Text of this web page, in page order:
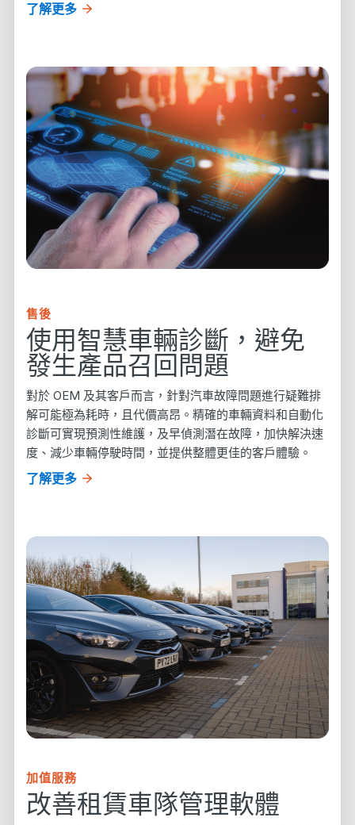
了解更多
售後
使用智慧車輛診斷，避免
發生產品召回問題
對於OEM 及其客戶而言，針對汽車故障問題進行疑難排
解可能極為耗時，且代價高昂。精確的車輛資料和自動化
診斷可實現預測性維護，及早偵測潛在故障，加快解決速
度、減少車輛停駛時間，並提供整體更佳的客戶體驗。
了解更多
加值服務
改善租賃車隊管理軟體